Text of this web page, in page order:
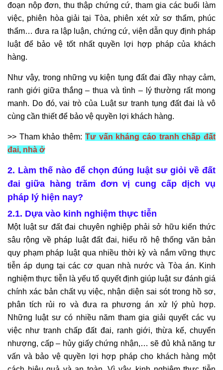
đoạn nộp đơn, thu thập chứng cứ, tham gia các buổi làm
việc, phiên hòa giải tại Tòa, phiên xét xử sơ thẩm, phúc
thẩm… đưa ra lập luận, chứng cứ, viện dẫn quy định pháp
luật để bảo vệ tốt nhất quyền lợi hợp pháp của khách
hàng.
Như vậy, trong những vụ kiện tụng đất đai đầy nhạy cảm,
ranh giới giữa thắng – thua và tình – lý thường rất mong
manh. Do đó, vai trò của Luật sư tranh tụng đất đai là vô
cùng cần thiết để bảo vệ quyền lợi khách hàng.
>> Tham khảo thêm: Tư vấn kháng cáo tranh chấp đất
đai, nhà ở
2. Làm thế nào để chọn đúng luật sư giỏi về đất
đai giữa hàng trăm đơn vị cung cấp dịch vụ
pháp lý hiện nay?
2.1. Dựa vào kinh nghiệm thực tiễn
Một luật sư đất đai chuyên nghiệp phải sở hữu kiến thức
sâu rộng về pháp luật đất đai, hiểu rõ hệ thống văn bản
quy phạm pháp luật qua nhiều thời kỳ và nắm vững thực
tiễn áp dụng tại các cơ quan nhà nước và Tòa án. Kinh
nghiệm thực tiễn là yếu tố quyết định giúp luật sư đánh giá
chính xác bản chất vụ việc, nhận diện sai sót trong hồ sơ,
phân tích rủi ro và đưa ra phương án xử lý phù hợp.
Những luật sư có nhiều năm tham gia giải quyết các vụ
việc như tranh chấp đất đai, ranh giới, thừa kế, chuyển
nhượng, cấp – hủy giấy chứng nhận,… sẽ đủ khả năng tư
vấn và bảo vệ quyền lợi hợp pháp cho khách hàng một